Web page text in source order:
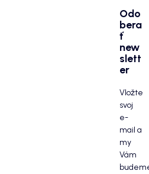
Odo
bera
ť
new
slett
er
Vložte
svoj
e-
mail a
my
Vám